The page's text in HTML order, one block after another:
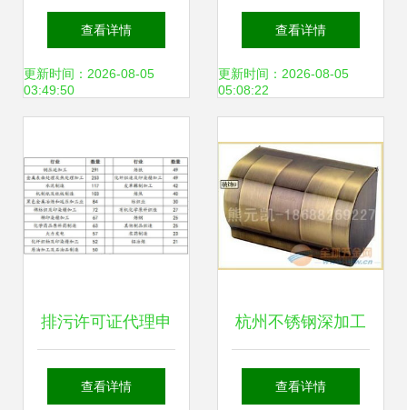
加工引领规上工业
产值增长 行业发展
查看详情
更新时间：2026-08-05
03:49:50
圳)有限公司成立，
注册资本1000万人
压延加工
查看详情
更新时间：2026-08-05
05:08:22
排污许可证代理申
办 钢压延加工企业
查看详情
杭州不锈钢深加工
产业链解析 从钛金
查看详情